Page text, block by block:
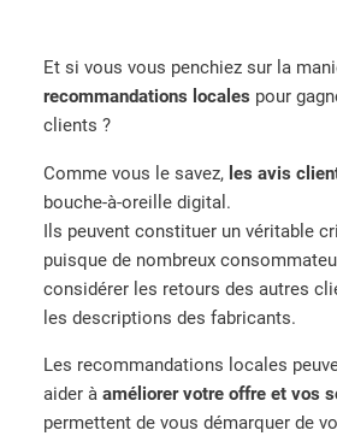
Et si vous vous penchiez sur la
recommandations locales pour
clients ?
Comme vous le savez, les avis
bouche-à-oreille digital.
Ils peuvent constituer un véritable
puisque de nombreux
considérer les retours des autres
les descriptions des fabricants.
Les recommandations locales
aider à améliorer votre offre et vos
permettent de vous démarquer de